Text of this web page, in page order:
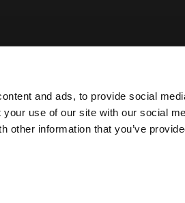
and ads, to provide social
use of our site with our social
other information that you’ve